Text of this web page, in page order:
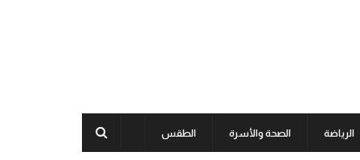
الرياضة الصحة والأسرة الطقس